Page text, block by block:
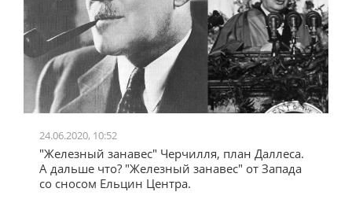
24.06.2020, 10:52
"Железный занавес" Черчилля, план Даллеса.
А дальше что? "Железный занавес" от Запада
со сносом Ельцин Центра.